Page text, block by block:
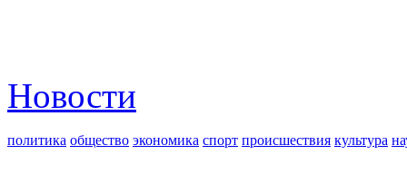
Новости
политика общество экономика спорт происшествия культура